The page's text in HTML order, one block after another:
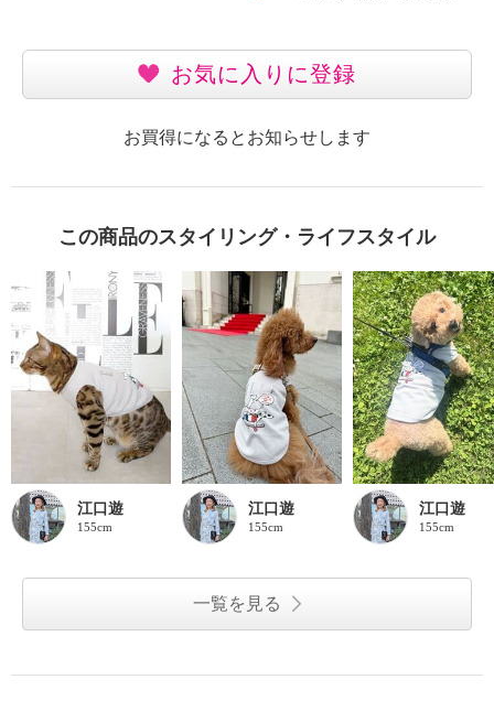
お気に入りに登録
お買得になるとお知らせします
この商品のスタイリング・ライフスタイル
江口遊
155cm
江口遊
155cm
江口遊
155cm
一覧を見る